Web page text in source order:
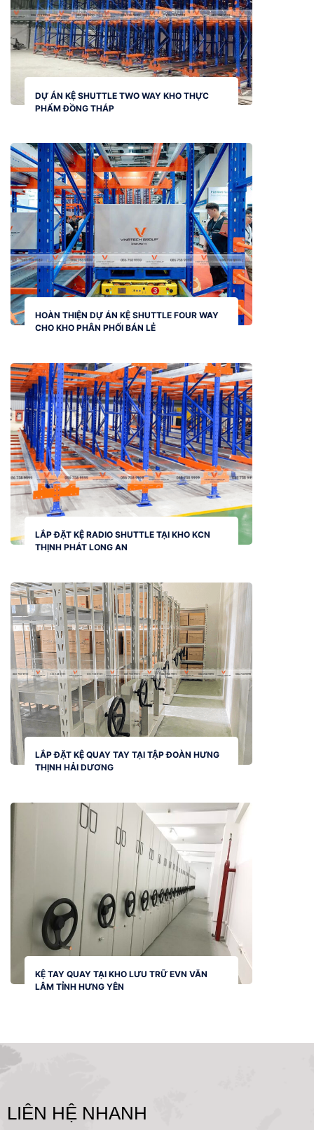
DỰ ÁN KỆ SHUTTLE TWO WAY KHO THỰC
PHẨM ĐỒNG THÁP
HOÀN THIỆN DỰ ÁN KỆ SHUTTLE FOUR WAY
CHO KHO PHÂN PHỐI BÁN LẺ
LẮP ĐẶT KỆ RADIO SHUTTLE TẠI KHO KCN
THỊNH PHÁT LONG AN
LẮP ĐẶT KỆ QUAY TAY TẠI TẬP ĐOÀN HƯNG
THỊNH HẢI DƯƠNG
KỆ TAY QUAY TẠI KHO LƯU TRỮ EVN VĂN
LÂM TỈNH HƯNG YÊN
LIÊN HỆ NHANH